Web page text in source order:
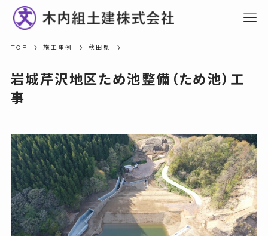
TOP 施工事例 秋田県
岩城芹沢地区ため池整備（ため池）工
事